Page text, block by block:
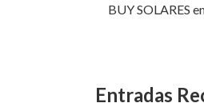
BUY SOLARES
Entradas